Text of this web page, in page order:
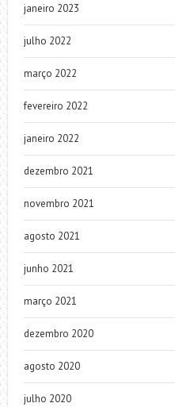
janeiro 2023
julho 2022
março 2022
fevereiro 2022
janeiro 2022
dezembro 2021
novembro 2021
agosto 2021
junho 2021
março 2021
dezembro 2020
agosto 2020
julho 2020